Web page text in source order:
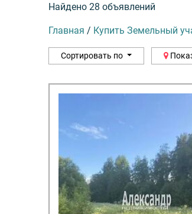
Найдено 28 объявлений
Главная / Купить Земельный
Сортировать по